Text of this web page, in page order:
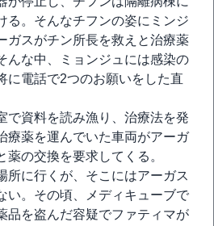
る。そんなチフンの姿にミンジ
ガスがチン所長を救えと治療薬
んな中、ミョンジュには感染の
に電話で2つのお願いをした直
で資料を読み漁り、治療法を発
療薬を運んでいた車両がアーガ
薬の交換を要求してくる。
所に行くが、そこにはアーガス
い。その頃、メディキューブで
品を盗んだ容疑でファティマが